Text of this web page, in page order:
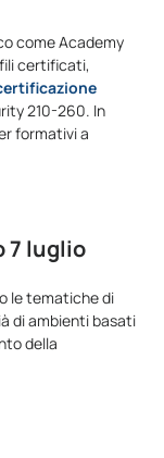
come Academy
certificati,
210-260. In
formativi a
7 luglio
le tematiche di
di ambienti basati
della